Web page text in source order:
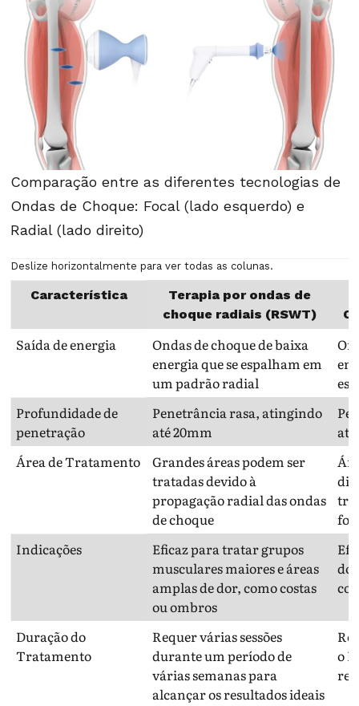
Comparação entre as diferentes tecnologias de
Ondas de Choque: Focal (lado esquerdo) e
Radial (lado direito)
Deslize horizontalmente para ver todas as colunas.
Característica
Terapia por ondas de
choque radiais (RSWT)
Saída de energia
Ondas de choque de baixa
energia que se espalham em
um padrão radial
Profundidade de
penetração
Penetrância rasa, atingindo
até 20mm
Área de Tratamento
Grandes áreas podem ser
tratadas devido à
propagação radial das ondas
de choque
Indicações
Eficaz para tratar grupos
musculares maiores e áreas
amplas de dor, como costas
ou ombros
Duração do
Tratamento
Requer várias sessões
durante um período de
várias semanas para
alcançar os resultados ideais
o